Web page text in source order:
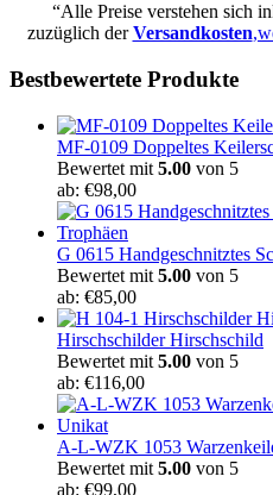
“Alle Preise verstehen sich
zuzüglich derVersandkosten
Bestbewertete Produkte
MF-0109 Doppeltes
Bewertet mit 5.00 von 5
ab: €98,00
G 0615 Handgeschnitztes
Bewertet mit 5.00 von 5
ab: €85,00
Hirschschilder Hirschschild
Bewertet mit 5.00 von 5
ab: €116,00
A-L-WZK 1053
Bewertet mit 5.00 von 5
ab: €99,00